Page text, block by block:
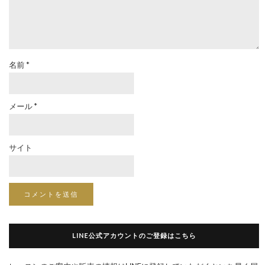
名前*
メール*
サイト
LINE公式アカウントのご登録はこちら